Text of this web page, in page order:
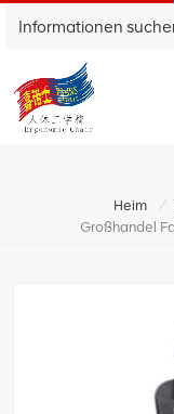
Heim /